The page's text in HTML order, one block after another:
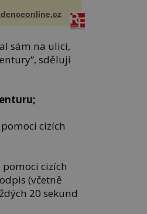
sám na ulici,
sděluji
cizích
cizích
(včetně
20 sekund